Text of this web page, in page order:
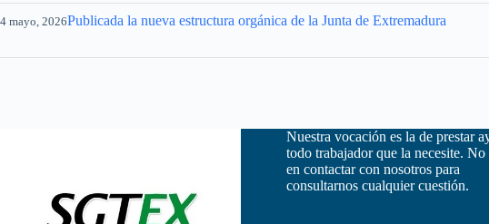
4 mayo, 2026Publicada la nueva estructura orgánica de la Junta de Extremadura
Nuestra vocación es la de prestar
todo trabajador que la necesite. No
en contactar con nosotros para
consultarnos cualquier cuestión.